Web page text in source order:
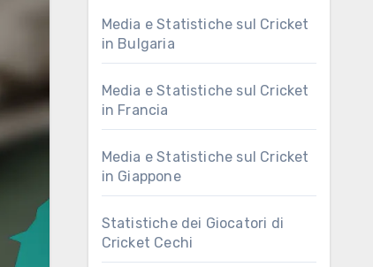
Media e Statistiche sul Cricket
in Bulgaria
Media e Statistiche sul Cricket
in Francia
Media e Statistiche sul Cricket
in Giappone
Statistiche dei Giocatori di
Cricket Cechi